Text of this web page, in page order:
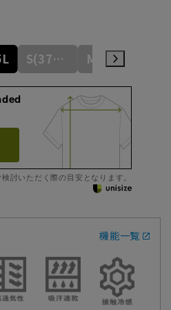
S(37cm) M(39cm)
討いただく際の目安となります。
機能一覧